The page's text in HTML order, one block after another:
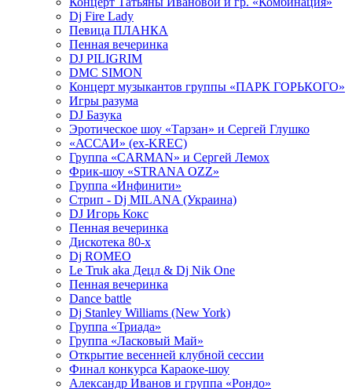
Dj Fire Lady
Певица ПЛАНКА
Пенная вечеринка
DJ PILIGRIM
DMC SIMON
Концерт музыкантов группы «ПАРК ГОРЬКОГО»
Игры разума
DJ Базука
Эротическое шоу «Тарзан» и Сергей Глушко
«АССАИ» (ex-KREC)
Группа «CARMAN» и Сергей Лемох
Фрик-шоу «STRANA OZZ»
Группа «Инфинити»
Стрип - Dj MILANA (Украина)
DJ Игорь Кокс
Пенная вечеринка
Дискотека 80-х
Dj ROMEO
Le Truk aka Децл & Dj Nik One
Пенная вечеринка
Dance battle
Dj Stanley Williams (New York)
Группа «Триада»
Группа «Ласковый Май»
Открытие весенней клубной сессии
Финал конкурса Караоке-шоу
Александр Иванов и группа «Рондо»